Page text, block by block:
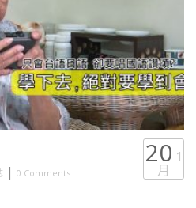
| 0 Comments
20 1
月